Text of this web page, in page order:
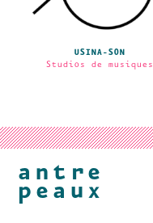
USINA-SON
Studios de musiques